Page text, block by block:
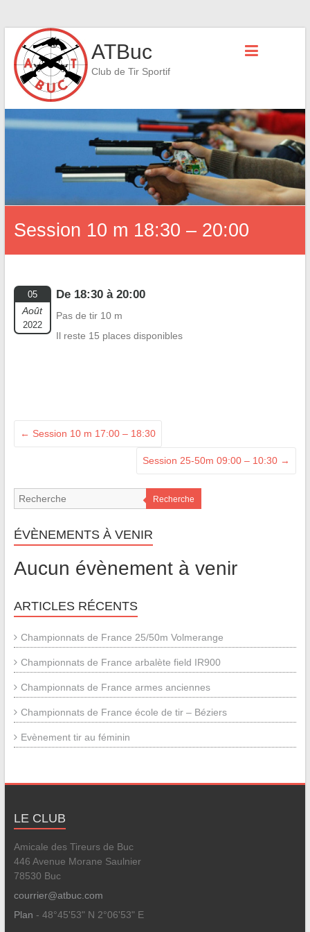
content
ATBuc
Club de Tir Sportif
Session 10 m 18:30 – 20:00
05
Août
2022
De 18:30 à 20:00
Pas de tir 10 m
Il reste 15 places disponibles
← Session 10 m 17:00 – 18:30
Session 25-50m 09:00 – 10:30 →
Recherche
ÉVÈNEMENTS À VENIR
Aucun évènement à venir
ARTICLES RÉCENTS
Championnats de France 25/50m Volmerange
Championnats de France arbalète field IR900
Championnats de France armes anciennes
Championnats de France école de tir – Béziers
Evènement tir au féminin
LE CLUB
Amicale des Tireurs de Buc
446 Avenue Morane Saulnier
78530 Buc
courrier@atbuc.com
Plan - 48°45'53" N 2°06'53" E